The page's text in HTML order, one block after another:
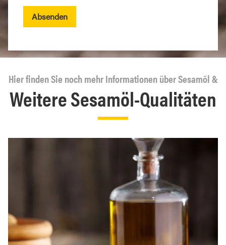
Absenden
Weitere Sesamöl-Qualitäten
Hier finden Sie noch mehr Informationen über Sesamöl &